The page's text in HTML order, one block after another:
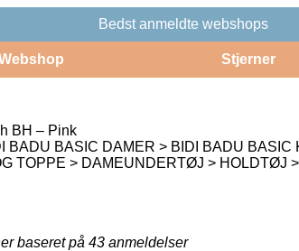
Bedst anmeldte webshops
Stjerner
BH – Pink
BADU BASIC DAMER > BIDI BADU
TOPPE > DAMEUNDERTØJ > HOLDTØJ
baseret på 43 anmeldelser